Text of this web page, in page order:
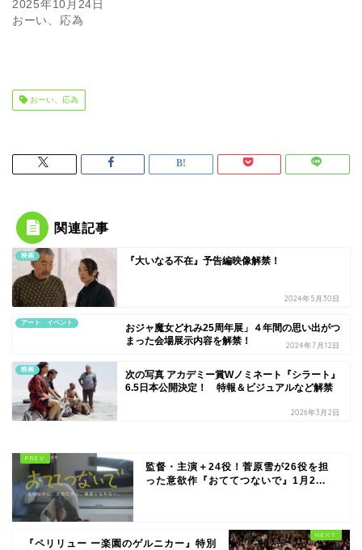
2025年10月24日
おーい、応為
おーい、応為
関連記事
映画 『大いなる不在』予告編映像解禁！
2024年5月30日
アート イベント
おジャ魔女どれみ25周年展」４年間の思い出がつ
まった会場展示内容を解禁！
2024年7月12日
映画
次の写真 アカデミー賞Wノミネート『シラート』
6.5日本公開決定！ 特報＆ビジュアルなど解禁
2026年3月2日
監督・主演＋24役！菅原雪が26役を担
った意欲作『おててつないで』1月2...
『ペリリュー ー楽園のゲルニカー』特別